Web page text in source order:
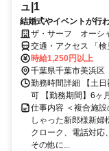
ュ|1
結婚式やイベントが行
ザ・サーフ オーシ
交通・アクセス 「
時給1,250円以上
千葉県千葉市美浜区
勤務時間詳細 【土
可 【勤務期間】6ヶ
仕事内容 ＜複合施
しゃった新郎様新婦
クローク、電話対応
その他に...